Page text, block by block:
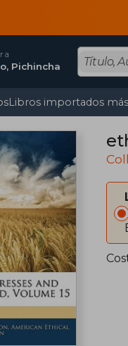
a
Pichincha
Libros importados